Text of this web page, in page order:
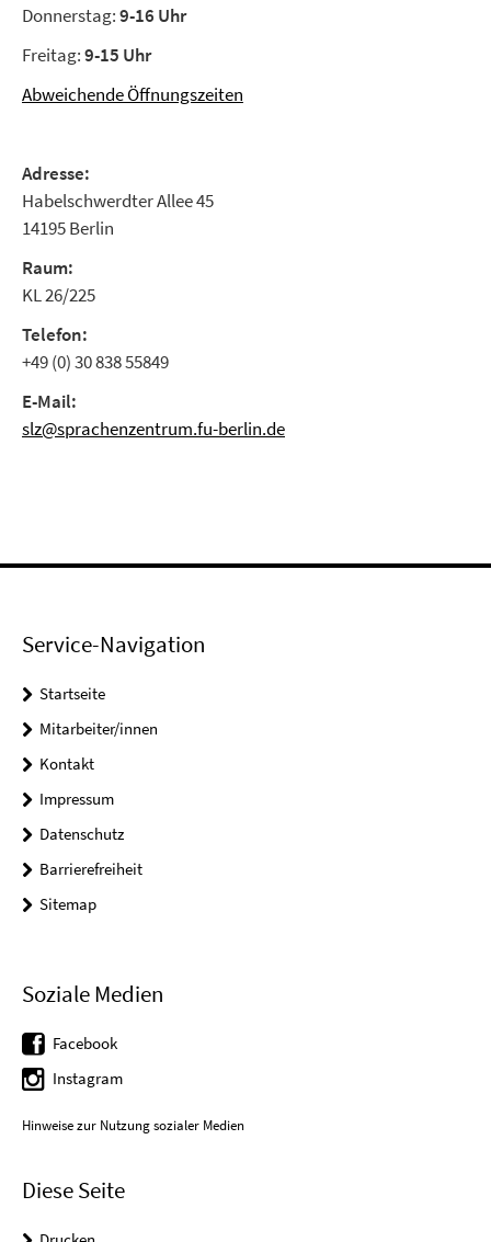
Donnerstag:9-16 Uhr
Freitag:9-15 Uhr
Abweichende Öffnungszeiten
Adresse:
Habelschwerdter Allee 45
14195 Berlin
Raum:
KL 26/225
Telefon:
+49 (0) 30 838 55849
E-Mail:
slz@sprachenzentrum.fu-berlin.de
Service-Navigation
Startseite
Mitarbeiter/innen
Kontakt
Impressum
Datenschutz
Barrierefreiheit
Sitemap
Soziale Medien
Facebook
Instagram
Hinweise zur Nutzung sozialer Medien
Diese Seite